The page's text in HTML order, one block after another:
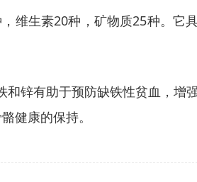
维生素20种，矿物质25种。它
锌有助于预防缺铁性贫血，增
健康的保持。